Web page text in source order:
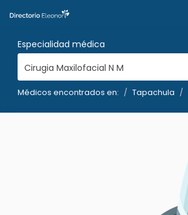
Especialidad médica
Cirugia Maxilofacial N M
Médicos encontrados en: Tapachula